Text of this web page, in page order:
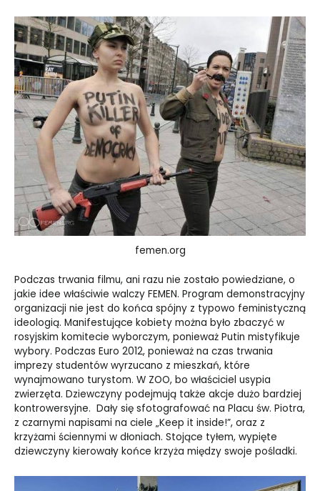
femen.org
Podczas trwania filmu, ani razu nie zostało powiedziane, o
jakie idee właściwie walczy FEMEN. Program demonstracyjny
organizacji nie jest do końca spójny z typowo feministyczną
ideologią. Manifestujące kobiety można było zbaczyć w
rosyjskim komitecie wyborczym, ponieważ Putin mistyfikuje
wybory. Podczas Euro 2012, ponieważ na czas trwania
imprezy studentów wyrzucano z mieszkań, które
wynajmowano turystom. W ZOO, bo właściciel usypia
zwierzęta. Dziewczyny podejmują także akcje dużo bardziej
kontrowersyjne. Dały się sfotografować na Placu św. Piotra,
z czarnymi napisami na ciele „Keep it inside!”, oraz z
krzyżami ściennymi w dłoniach. Stojące tyłem, wypięte
dziewczyny kierowały końce krzyża między swoje pośladki.